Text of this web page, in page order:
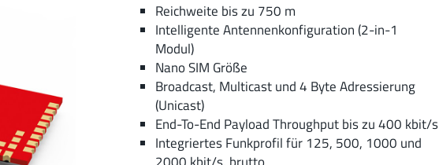
Reichweite bis zu 750 m
Intelligente Antennenkonfiguration (2-in-1
Modul)
Nano SIM Größe
Broadcast, Multicast und 4 Byte Adressierung
(Unicast)
End-To-End Payload Throughput bis zu 400 kbit/s
Integriertes Funkprofil für 125, 500, 1000 und